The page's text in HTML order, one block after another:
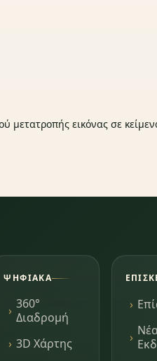
μετατροπής εικόνας σε
ΨΗΦΙΑΚΆ
360°
Διαδρομή
3D Χάρτης